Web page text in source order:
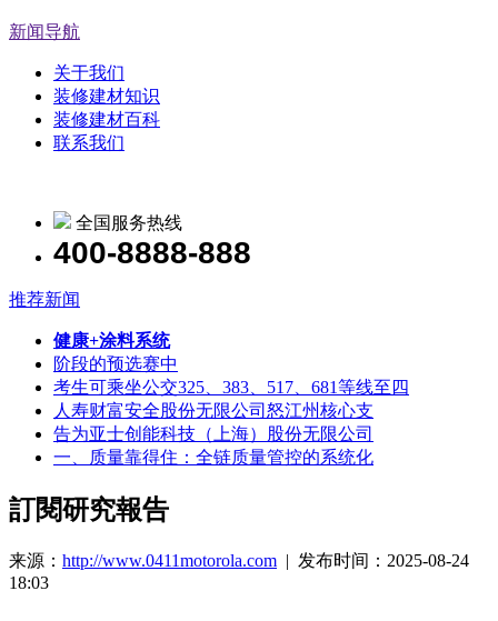
新闻导航
关于我们
装修建材知识
装修建材百科
联系我们
全国服务热线
400-8888-888
推荐新闻
健康+涂料系统
阶段的预选赛中
考生可乘坐公交325、383、517、681等线至四
人寿财富安全股份无限公司怒江州核心支
告为亚士创能科技（上海）股份无限公司
一、质量靠得住：全链质量管控的系统化
訂閱研究報告
来源： http://www.0411motorola.com | 发布时间：2025-08-24
18:03